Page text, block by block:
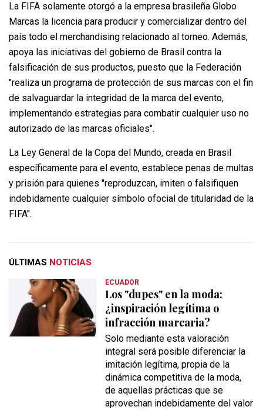
La FIFA solamente otorgó a la empresa brasileña Globo
Marcas la licencia para producir y comercializar dentro del
país todo el merchandising relacionado al torneo. Además,
apoya las iniciativas del gobierno de Brasil contra la
falsificación de sus productos, puesto que la Federación
"realiza un programa de protección de sus marcas con el fin
de salvaguardar la integridad de la marca del evento,
implementando estrategias para combatir cualquier uso no
autorizado de las marcas oficiales".
La Ley General de la Copa del Mundo, creada en Brasil
específicamente para el evento, establece penas de multas
y prisión para quienes "reproduzcan, imiten o falsifiquen
indebidamente cualquier símbolo ofocial de titularidad de la
FIFA".
ÚLTIMAS NOTICIAS
ECUADOR
Los "dupes" en la moda:
¿inspiración legítima o
infracción marcaria?
Solo mediante esta valoración
integral será posible diferenciar la
imitación legítima, propia de la
dinámica competitiva de la moda,
de aquellas prácticas que se
aprovechan indebidamente del valor